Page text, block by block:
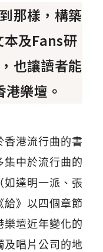
那樣，構築
及Fans研
也讓讀者能
樂壇。
香港流行曲的書
集中於流行曲的
如達明一派、張
給》以四個章節
樂壇近年變化的
及唱片公司的地